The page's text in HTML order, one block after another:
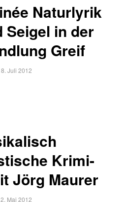
Naturlyrik
Seigel in der
Greif
Juli 2012
Krimi-
Jörg Maurer
Mai 2012